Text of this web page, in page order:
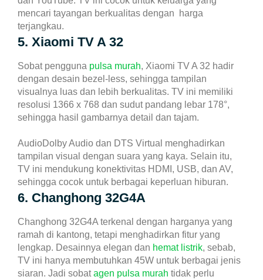
mencari tayangan berkualitas dengan harga
terjangkau.
5. Xiaomi TV A 32
Sobat pengguna pulsa murah, Xiaomi TV A 32 hadir
dengan desain bezel-less, sehingga tampilan
visualnya luas dan lebih berkualitas. TV ini memiliki
resolusi 1366 x 768 dan sudut pandang lebar 178°,
sehingga hasil gambarnya detail dan tajam.
AudioDolby Audio dan DTS Virtual menghadirkan
tampilan visual dengan suara yang kaya. Selain itu,
TV ini mendukung konektivitas HDMI, USB, dan AV,
sehingga cocok untuk berbagai keperluan hiburan.
6. Changhong 32G4A
Changhong 32G4A terkenal dengan harganya yang
ramah di kantong, tetapi menghadirkan fitur yang
lengkap. Desainnya elegan dan hemat listrik, sebab,
TV ini hanya membutuhkan 45W untuk berbagai jenis
siaran. Jadi sobatagen pulsa murah tidak perlu